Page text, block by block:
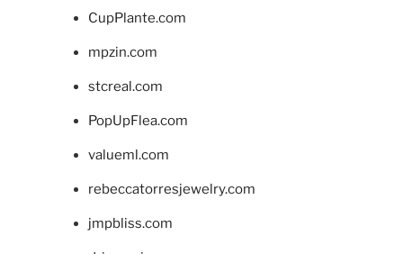
CupPlante.com
mpzin.com
stcreal.com
PopUpFlea.com
valueml.com
rebeccatorresjewelry.com
jmpbliss.com